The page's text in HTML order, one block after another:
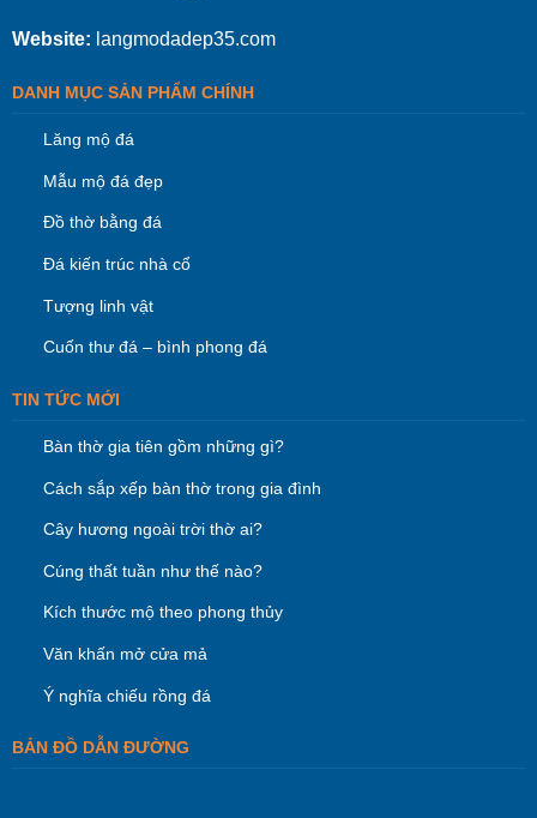
Website: langmodadep35.com
DANH MỤC SẢN PHẨM CHÍNH
Lăng mộ đá
Mẫu mộ đá đẹp
Đồ thờ bằng đá
Đá kiến trúc nhà cổ
Tượng linh vật
Cuốn thư đá – bình phong đá
TIN TỨC MỚI
Bàn thờ gia tiên gồm những gì?
Cách sắp xếp bàn thờ trong gia đình
Cây hương ngoài trời thờ ai?
Cúng thất tuần như thế nào?
Kích thước mộ theo phong thủy
Văn khấn mở cửa mả
Ý nghĩa chiếu rồng đá
BẢN ĐỒ DẪN ĐƯỜNG